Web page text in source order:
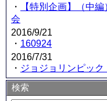
・
【特別企画】（中
会
2016/9/21
・ 160924
2016/7/31
・ ジョジョリンピッ
検索